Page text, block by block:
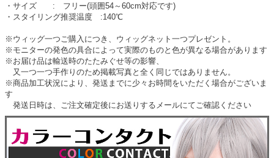
・サイズ : フリー(頭囲54～60cm対応です)
・スタイリング推奨温度 :140℃
※ウィッグ一つご購入につき、ウィッグネット一つプレゼント。
※モニターの発色の具合によって実際のものと色が異なる場合があります
※お届け品は輸送時のたたみぐせ等の影響、
又一つ一つ手作りのため掲載写真と全く同じではありません。
※商品加工状況により、発送までに少々お時間をいただく場合がございま
す
発送日時は、ご注文確定後にお送りするメールにてご確認ください